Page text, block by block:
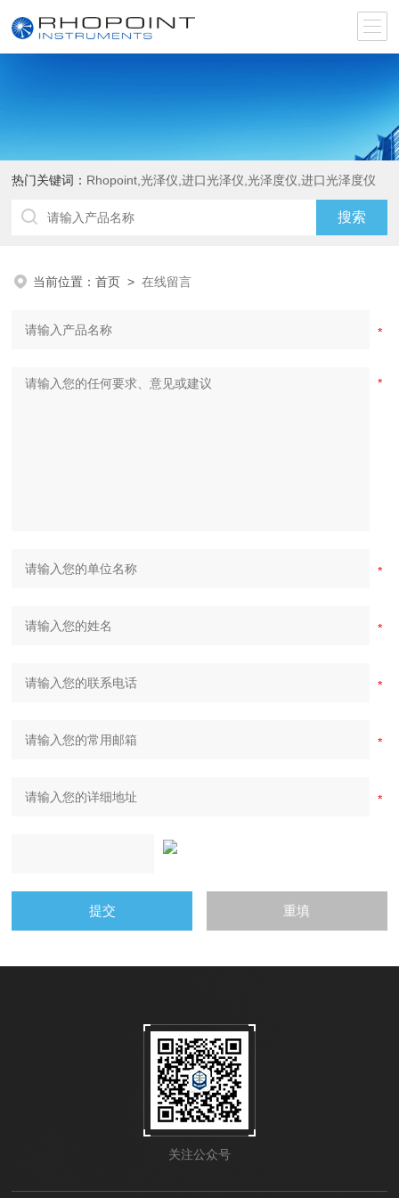
热门关键词： Rhopoint,光泽仪,进口光泽仪,光泽度仪,进口光泽度仪
当前位置：首页 >在线留言
关注公众号